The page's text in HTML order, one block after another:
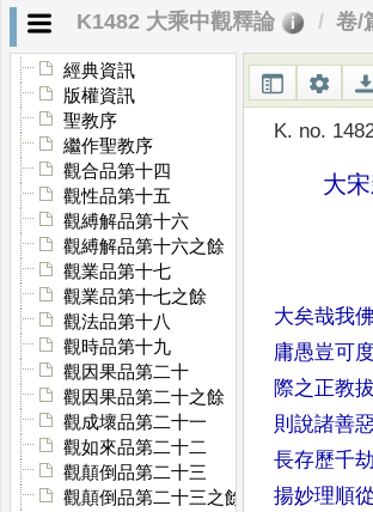
K1482 大乘中觀釋論 卷/
經典資訊
版權資訊
聖教序
繼作聖教序
觀合品第十四
觀性品第十五
觀縛解品第十六
觀縛解品第十六之餘
觀業品第十七
觀業品第十七之餘
觀法品第十八
觀時品第十九
觀因果品第二十
觀因果品第二十之餘
觀成壞品第二十一
觀如來品第二十二
觀顛倒品第二十三
觀顛倒品第二十三之餘
K. no.
大
大矣哉我
庸愚豈可
際之正教
則說諸善
長存歷千
揚妙理順